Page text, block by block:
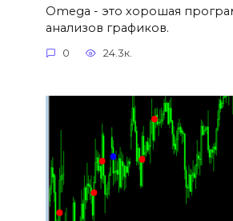
Omega - это хорошая
анализов графиков.
0 24.3к.